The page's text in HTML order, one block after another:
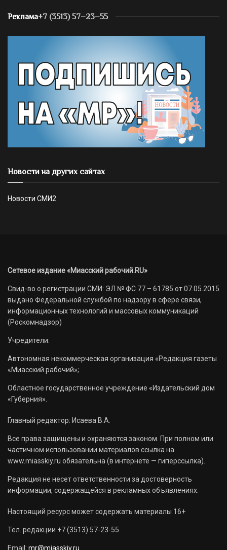
Реклама+7 (3513) 57–23–55
Новости на других сайтах
Новости СМИ2
Сетевое издание «Миасский рабочий.RU»
Свид-во о регистрации СМИ: ЭЛ № ФС 77 – 61785 от 07.05.2015
выдано Федеральной службой по надзору в сфере связи,
информационных технологий и массовых коммуникаций
(Роскомнадзор)
Учредители:
Автономная некоммерческая организация «Редакция газеты
«Миасский рабочий»;
Областное государственное учреждение «Издательский дом
«Губерния».
Главный редактор: Исаева В.А.
Все права защищены и охраняются законом. При полном или
частичном использовании материалов ссылка на
www.miasskiy.ru обязательна (в интернете — гиперссылка).
Редакция не несет ответственности за достоверность
информации, содержащейся в рекламных объявлениях.
Настоящий ресурс может содержать материалы 16+
Тел. редакции +7 (3513) 57-23-55
Email: mr@miasskiy.ru